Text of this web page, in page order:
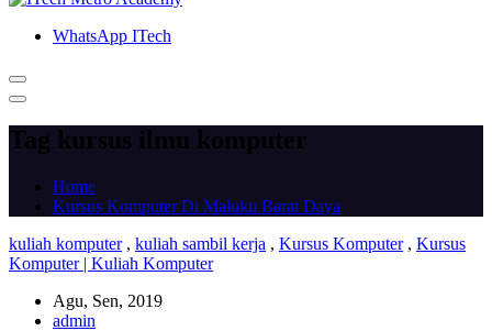
WhatsApp ITech
Tag kursus ilmu komputer
Home
Kursus Komputer Di Maluku Barat Daya
kuliah komputer, kuliah sambil kerja , Kursus Komputer, Kursus
Komputer | Kuliah Komputer
Agu, Sen, 2019
admin